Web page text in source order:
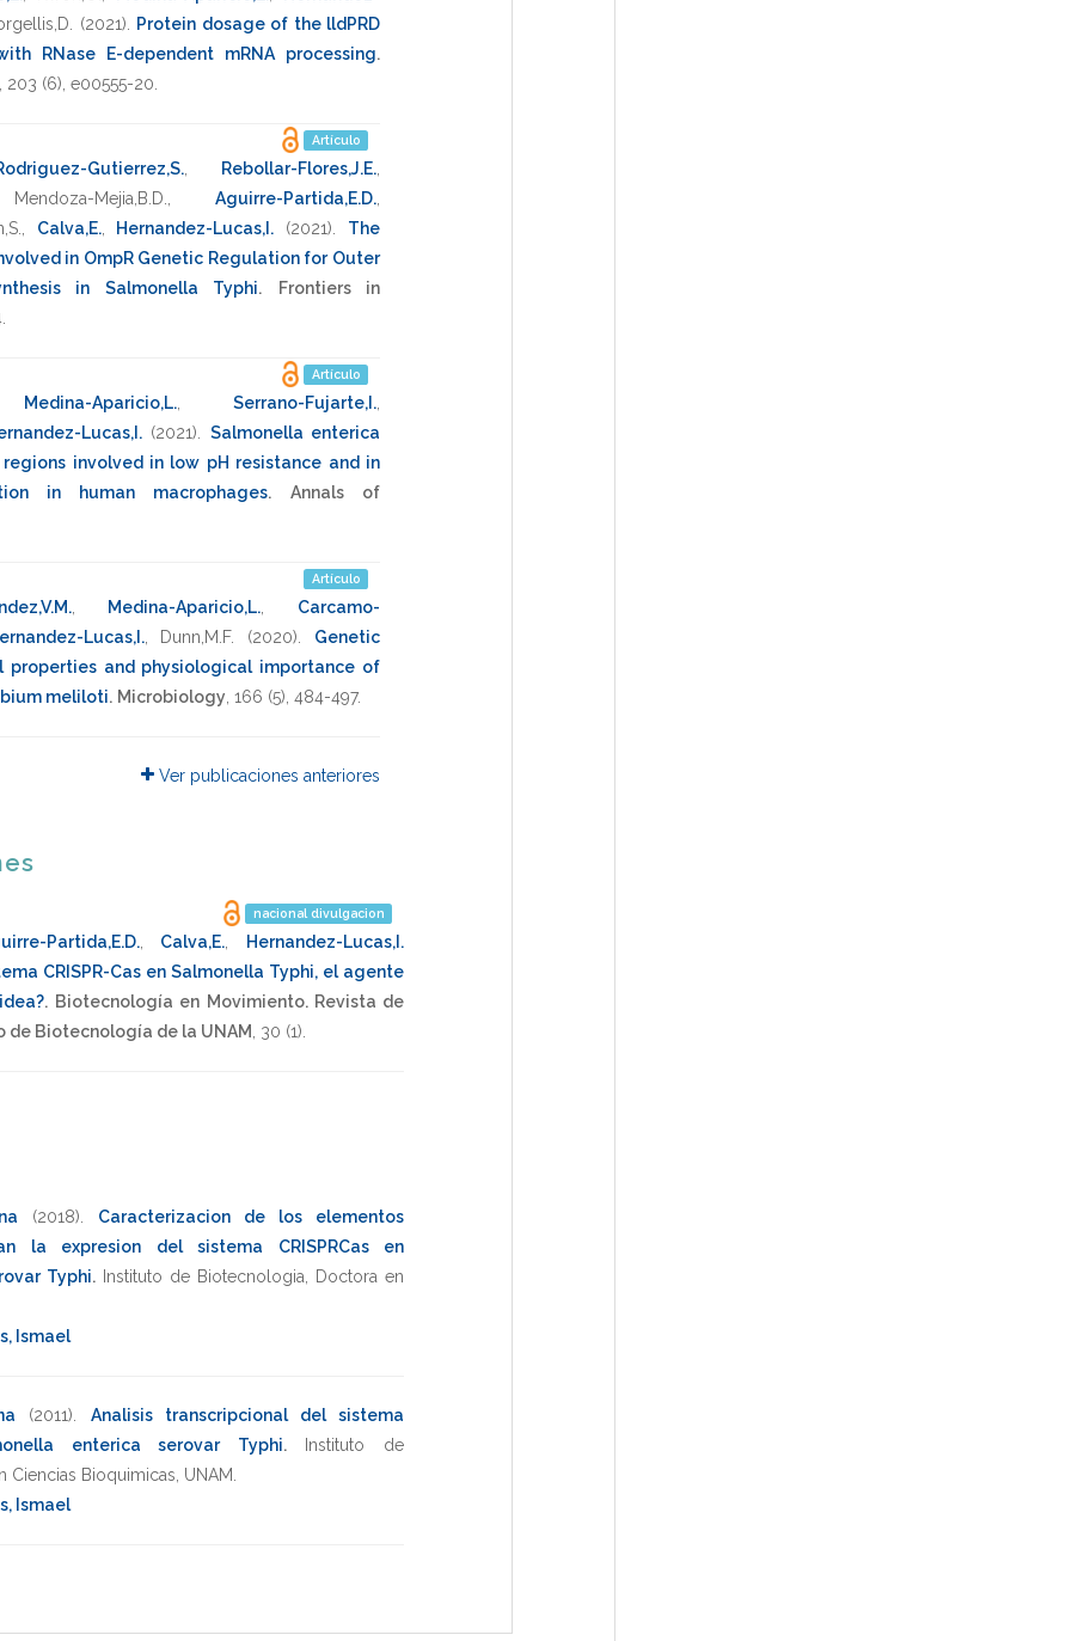
(2021)
Protein dosage of the lldPRD
RNase E-dependent mRNA processing.
203 (6), e00555-20
Artículo
Gutierrez,S. Rebollar-Flores,J.E.
Mendoza-Mejia,B.D. Aguirre-Partida,E.D.
Calva,E., Hernandez-Lucas,I. (2021)
The
in OmpR Genetic Regulation for Outer
in Salmonella Typhi.
Frontiers in
Artículo
Medina-Aparicio,L. Serrano-Fujarte,I.
Lucas,I. (2021)
Salmonella enterica
involved in low pH resistance and in
in human macrophages.
Annals of
Artículo
, Medina-Aparicio,L.
Carcamo-
Lucas,I., Dunn,M.F. (2020)
Genetic
properties and physiological importance of
meliloti. Microbiology 166 (5), 484-497.
Ver publicaciones anteriores
nacional divulgacion
Partida,E.D., Calva,E.
Hernandez-Lucas,I.
CRISPR-Cas en Salmonella Typhi, el agente
. Biotecnología en Movimiento. Revista de
Biotecnología de la UNAM
30 (1).
(2018)
Caracterizacion de los elementos
la expresion del sistema CRISPRCas en
Typhi. Instituto de Biotecnologia
Doctora en
Ismael
(2011)
Analisis transcripcional del sistema
enterica serovar Typhi.
Instituto de
Ciencias Bioquimicas UNAM
Ismael